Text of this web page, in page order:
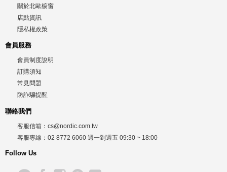
關於北歐櫥窗
店點資訊
隱私權政策
會員服務
會員制度說明
訂購須知
常見問題
防詐騙提醒
聯絡我們
客服信箱： cs@nordic.com.tw
客服專線： 02 8772 6060 週一到週五 09:30 ~ 18:00
Follow Us